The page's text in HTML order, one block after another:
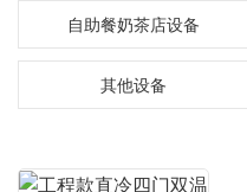
自助餐奶茶店设备
其他设备